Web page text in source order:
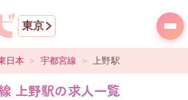
東京
日本 ＞ 宇都宮線 ＞ 上野駅
上野駅の求人一覧